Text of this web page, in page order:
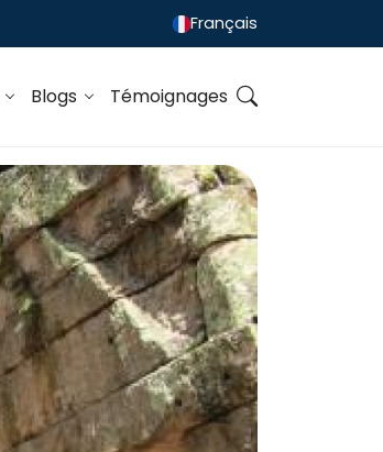
Français
Blogs Témoignages